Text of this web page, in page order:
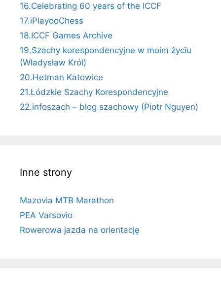
16.Celebrating 60 years of the ICCF
17.iPlayooChess
18.ICCF Games Archive
19.Szachy korespondencyjne w moim życiu
(Władysław Król)
20.Hetman Katowice
21.Łódzkie Szachy Korespondencyjne
22.infoszach – blog szachowy (Piotr Nguyen)
Inne strony
Mazovia MTB Marathon
PEA Varsovio
Rowerowa jazda na orientację